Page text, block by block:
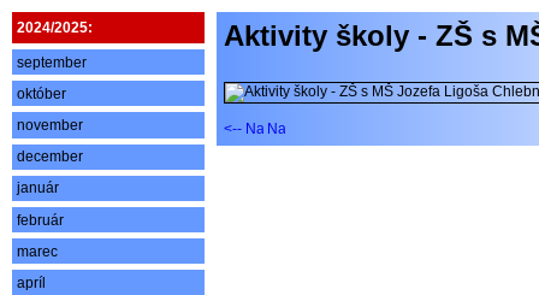
2024/2025:
september
október
november
december
január
február
marec
apríl
Aktivity školy - ZŠ s